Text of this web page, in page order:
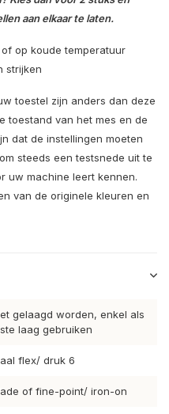
aan elkaar te laten.
op koude temperatuur
strijken
toestel zijn anders dan deze
toestand van het mes en de
dat de instellingen moeten
steeds een testsnede uit te
uw machine leert kennen.
van de originele kleuren en
gelaagd worden, enkel als
laag gebruiken
flex/ druk 6
of fine-point/ iron-on